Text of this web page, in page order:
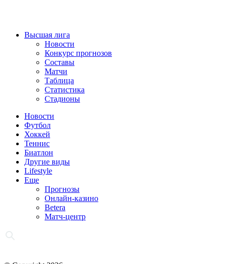
Высшая лига
Новости
Конкурс прогнозов
Составы
Матчи
Таблица
Статистика
Стадионы
Новости
Футбол
Хоккей
Теннис
Биатлон
Другие виды
Lifestyle
Еще
Прогнозы
Онлайн-казино
Betera
Матч-центр